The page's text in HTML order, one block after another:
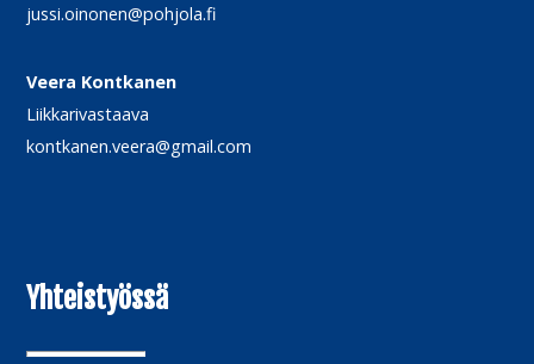
jussi.oinonen@pohjola.fi
Veera Kontkanen
Liikkarivastaava
kontkanen.veera@gmail.com
Yhteistyössä